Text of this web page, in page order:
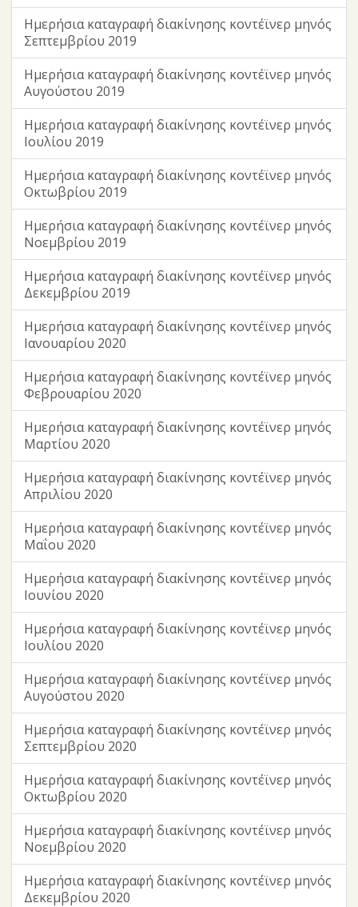
Ημερήσια καταγραφή διακίνησης κοντέϊνερ μηνός
Σεπτεμβρίου 2019
Ημερήσια καταγραφή διακίνησης κοντέϊνερ μηνός
Αυγούστου 2019
Ημερήσια καταγραφή διακίνησης κοντέϊνερ μηνός
Ιουλίου 2019
Ημερήσια καταγραφή διακίνησης κοντέϊνερ μηνός
Οκτωβρίου 2019
Ημερήσια καταγραφή διακίνησης κοντέϊνερ μηνός
Νοεμβρίου 2019
Ημερήσια καταγραφή διακίνησης κοντέϊνερ μηνός
Δεκεμβρίου 2019
Ημερήσια καταγραφή διακίνησης κοντέϊνερ μηνός
Ιανουαρίου 2020
Ημερήσια καταγραφή διακίνησης κοντέϊνερ μηνός
Φεβρουαρίου 2020
Ημερήσια καταγραφή διακίνησης κοντέϊνερ μηνός
Μαρτίου 2020
Ημερήσια καταγραφή διακίνησης κοντέϊνερ μηνός
Απριλίου 2020
Ημερήσια καταγραφή διακίνησης κοντέϊνερ μηνός
Μαΐου 2020
Ημερήσια καταγραφή διακίνησης κοντέϊνερ μηνός
Ιουνίου 2020
Ημερήσια καταγραφή διακίνησης κοντέϊνερ μηνός
Ιουλίου 2020
Ημερήσια καταγραφή διακίνησης κοντέϊνερ μηνός
Αυγούστου 2020
Ημερήσια καταγραφή διακίνησης κοντέϊνερ μηνός
Σεπτεμβρίου 2020
Ημερήσια καταγραφή διακίνησης κοντέϊνερ μηνός
Οκτωβρίου 2020
Ημερήσια καταγραφή διακίνησης κοντέϊνερ μηνός
Νοεμβρίου 2020
Ημερήσια καταγραφή διακίνησης κοντέϊνερ μηνός
Δεκεμβρίου 2020